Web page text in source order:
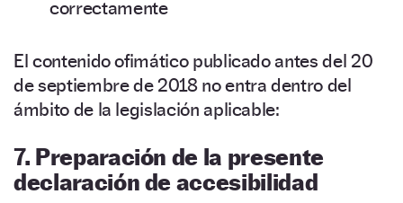
correctamente
El contenido ofimático publicado antes del 20
de septiembre de 2018 no entra dentro del
ámbito de la legislación aplicable:
7. Preparación de la presente
declaración de accesibilidad